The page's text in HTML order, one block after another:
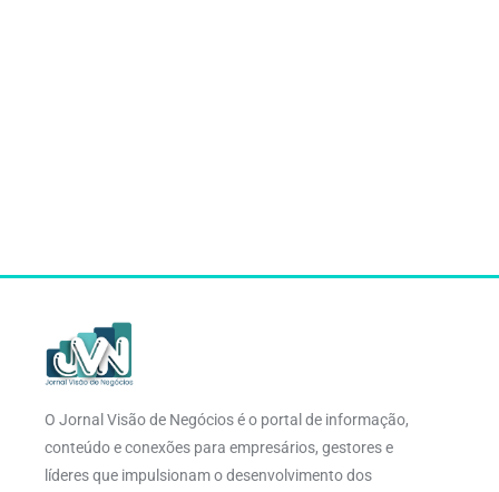
O Jornal Visão de Negócios é o portal de informação,
conteúdo e conexões para empresários, gestores e
líderes que impulsionam o desenvolvimento dos